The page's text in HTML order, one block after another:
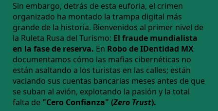
Sin embargo, detrás de esta euforia, el crimen
organizado ha montado la trampa digital más
grande de la historia. Bienvenidos al primer nivel de
la Ruleta Rusa del Turismo: El fraude mundialista
en la fase de reserva. En Robo de IDentidad MX
documentamos cómo las mafias cibernéticas no
están asaltando a los turistas en las calles; están
vaciando sus cuentas bancarias meses antes de que
se suban al avión, explotando la pasión y la total
falta de "Cero Confianza" (Zero Trust).